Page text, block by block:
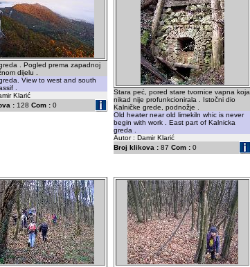
. Pogled prema zapadnoj
dijelu .
View to west and south
.
Klarić
: 128 Com : 0
Stara peć, pored stare tvornice vapna koja
nikad nije profunkcionirala . Istočni dio
Kalničke grede, podnožje .
Old heater near old limekiln whic is never
begin with work . East part of Kalnicka
greda .
Autor : Damir Klarić
Broj klikova : 87 Com : 0